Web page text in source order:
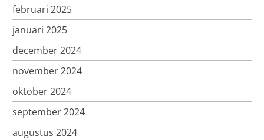
februari 2025
januari 2025
december 2024
november 2024
oktober 2024
september 2024
augustus 2024